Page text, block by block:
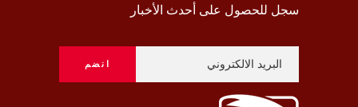
سجل للحصول على أحدث الأخبار